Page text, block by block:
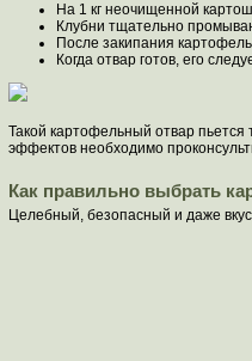
На 1 кг неочищенной
Клубни тщательно
После закипания
Когда отвар готов, его
Такой картофельный отвар
эффектов необходимо
Как правильно выбрать
Целебный, безопасный и даже